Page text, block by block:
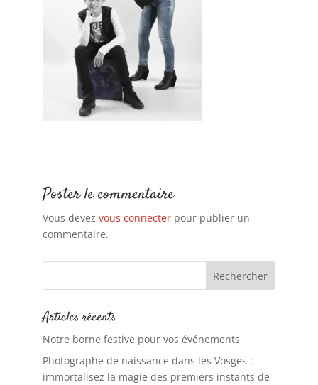
Poster le commentaire
Vous devez vous connecterpour publier un
commentaire.
Articles récents
Notre borne festive pour vos événements
Photographe de naissance dans les Vosges :
immortalisez la magie des premiers instants de